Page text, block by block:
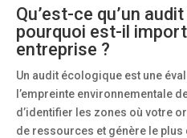
Qu’est-ce qu’un
pourquoi est-il
entreprise ?
Un audit écologique est une
l’empreinte environnementale
d’identifier les zones où votre
de ressources et génère le plus